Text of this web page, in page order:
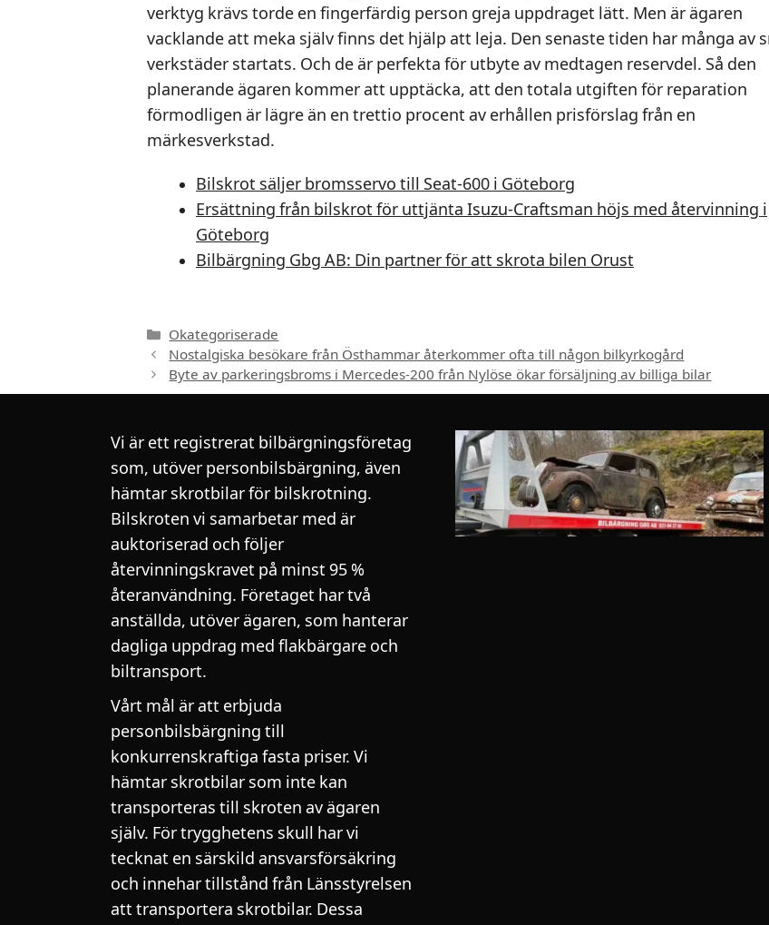
verktyg krävs torde en fingerfärdig person greja uppdraget lätt. Men är ägaren
vacklande att meka själv finns det hjälp att leja. Den senaste tiden har många av
verkstäder startats. Och de är perfekta för utbyte av medtagen reservdel. Så den
planerande ägaren kommer att upptäcka, att den totala utgiften för reparation
förmodligen är lägre än en trettio procent av erhållen prisförslag från en
märkesverkstad.
Bilskrot säljer bromsservo till Seat-600 i Göteborg
Ersättning från bilskrot för uttjänta Isuzu-Craftsman höjs med återvinning i
Göteborg
Bilbärgning Gbg AB: Din partner för att skrota bilen Orust
Kategorier
Okategoriserade
Nostalgiska besökare från Östhammar återkommer ofta till någon bilkyrkogård
Byte av parkeringsbroms i Mercedes-200 från Nylöse ökar försäljning av billiga bilar
Vi är ett registrerat bilbärgningsföretag
som, utöver personbilsbärgning, även
hämtar skrotbilar för bilskrotning.
Bilskroten vi samarbetar med är
auktoriserad och följer
återvinningskravet på minst 95 %
återanvändning. Företaget har två
anställda, utöver ägaren, som hanterar
dagliga uppdrag med flakbärgare och
biltransport.
Vårt mål är att erbjuda
personbilsbärgning till
konkurrenskraftiga fasta priser. Vi
hämtar skrotbilar som inte kan
transporteras till skroten av ägaren
själv. För trygghetens skull har vi
tecknat en särskild ansvarsförsäkring
och innehar tillstånd från Länsstyrelsen
att transportera skrotbilar. Dessa